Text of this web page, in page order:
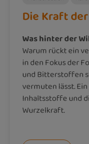
Die Kraft
Was hinter der
Warum rückt ein
in den Fokus der
und Bitterstoffen
vermuten lässt.
Inhaltsstoffe und
Wurzelkraft.